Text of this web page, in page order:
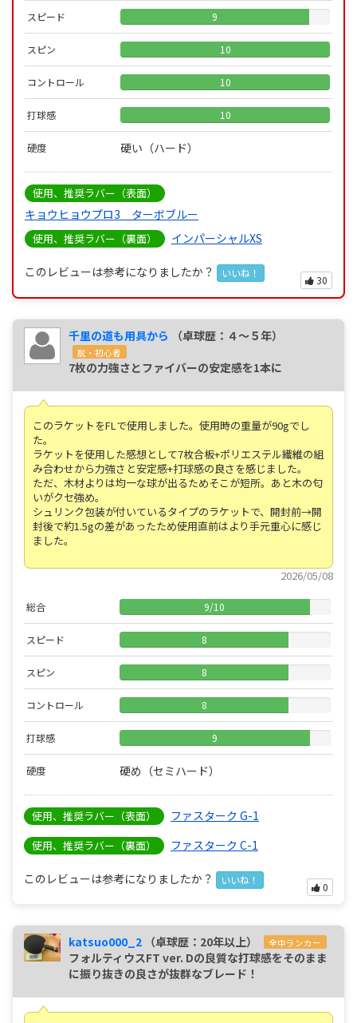
スピード 9
スピン 10
コントロール 10
打球感 10
硬度 硬い（ハード）
使用、推奨ラバー（表面）
キョウヒョウプロ3 ターボブルー
使用、推奨ラバー（裏面） インパーシャルXS
このレビューは参考になりましたか？ いいね！
30
千里の道も用具から （卓球歴：４～５年）
脱・初心者
7枚の力強さとファイバーの安定感を1本に
このラケットをFLで使用しました。使用時の重量が90gでし
た。
ラケットを使用した感想として7枚合板+ポリエステル繊維の組
み合わせから力強さと安定感+打球感の良さを感じました。
ただ、木材よりは均一な球が出るためそこが短所。あと木の匂
いがクセ強め。
シュリンク包装が付いているタイプのラケットで、開封前→開
封後で約1.5gの差があったため使用直前はより手元重心に感じ
ました。
2026/05/08
総合 9/10
スピード 8
スピン 8
コントロール 8
打球感 9
硬度 硬め（セミハード）
使用、推奨ラバー（表面） ファスターク G-1
使用、推奨ラバー（裏面） ファスターク C-1
このレビューは参考になりましたか？ いいね！
0
katsuo000_2 （卓球歴：20年以上） 全中ランカー
フォルティウスFT ver. Dの良質な打球感をそのまま
に振り抜きの良さが抜群なブレード！